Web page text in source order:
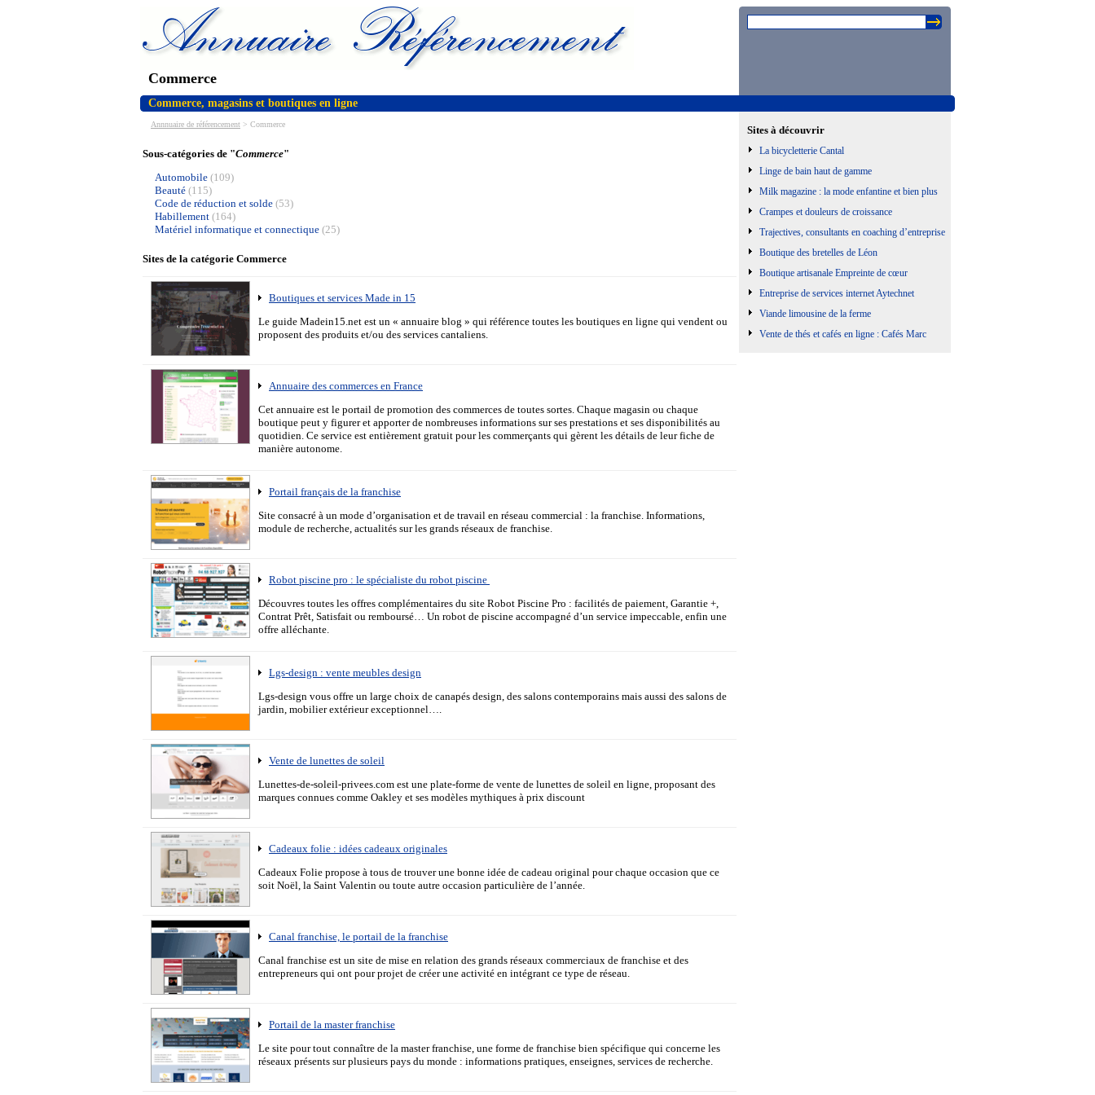
Commerce
Commerce, magasins et boutiques en ligne
Annnuaire de référencement > Commerce
Sous-catégories de "Commerce"
Automobile (109)
Beauté (115)
Code de réduction et solde (53)
Habillement (164)
Matériel informatique et connectique (25)
Sites de la catégorie Commerce
Boutiques et services Made in 15
Le guide Madein15.net est un « annuaire blog » qui référence toutes les boutiques en ligne qui vendent ou
proposent des produits et/ou des services cantaliens.
Annuaire des commerces en France
Cet annuaire est le portail de promotion des commerces de toutes sortes. Chaque magasin ou chaque
boutique peut y figurer et apporter de nombreuses informations sur ses prestations et ses disponibilités au
quotidien. Ce service est entièrement gratuit pour les commerçants qui gèrent les détails de leur fiche de
manière autonome.
Portail français de la franchise
Site consacré à un mode d’organisation et de travail en réseau commercial : la franchise. Informations,
module de recherche, actualités sur les grands réseaux de franchise.
Robot piscine pro : le spécialiste du robot piscine
Découvres toutes les offres complémentaires du site Robot Piscine Pro : facilités de paiement, Garantie +,
Contrat Prêt, Satisfait ou remboursé… Un robot de piscine accompagné d’un service impeccable, enfin une
offre alléchante.
Lgs-design : vente meubles design
Lgs-design vous offre un large choix de canapés design, des salons contemporains mais aussi des salons de
jardin, mobilier extérieur exceptionnel….
Vente de lunettes de soleil
Lunettes-de-soleil-privees.com est une plate-forme de vente de lunettes de soleil en ligne, proposant des
marques connues comme Oakley et ses modèles mythiques à prix discount
Cadeaux folie : idées cadeaux originales
Cadeaux Folie propose à tous de trouver une bonne idée de cadeau original pour chaque occasion que ce
soit Noël, la Saint Valentin ou toute autre occasion particulière de l’année.
Canal franchise, le portail de la franchise
Canal franchise est un site de mise en relation des grands réseaux commerciaux de franchise et des
entrepreneurs qui ont pour projet de créer une activité en intégrant ce type de réseau.
Portail de la master franchise
Le site pour tout connaître de la master franchise, une forme de franchise bien spécifique qui concerne les
réseaux présents sur plusieurs pays du monde : informations pratiques, enseignes, services de recherche.
Sites à découvrir
La bicycletterie Cantal
Linge de bain haut de gamme
Milk magazine : la mode enfantine et bien plus
Crampes et douleurs de croissance
Trajectives, consultants en coaching d’entreprise
Boutique des bretelles de Léon
Boutique artisanale Empreinte de cœur
Entreprise de services internet Aytechnet
Viande limousine de la ferme
Vente de thés et cafés en ligne : Cafés Marc